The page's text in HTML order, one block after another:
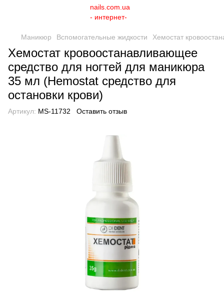
Маникюр Вспомогательные жидкости Хемостат
Хемостат кровоостанавливающее
средство для ногтей для маникюра
35 мл (Hemostat средство для
остановки крови)
Артикул: MS-11732 Оставить отзыв